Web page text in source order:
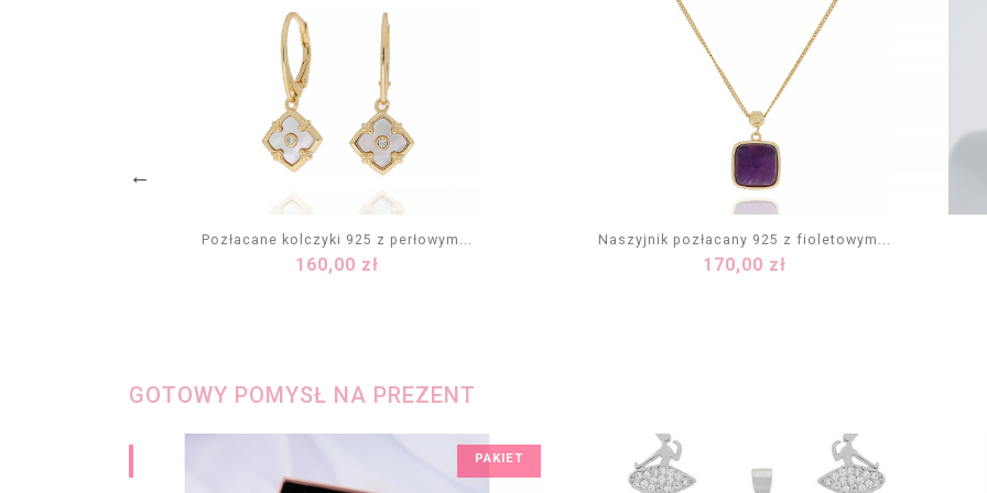
Pozłacane kolczyki 925 z perłowym...
Cena
160,00 zł
DODAJ DO KOSZYKA
Naszyjnik pozłacany 925 z fioletowym...
Cena
170,00 zł
DODAJ DO KOSZYKA
GOTOWY POMYSŁ NA PREZENT
PAKIET